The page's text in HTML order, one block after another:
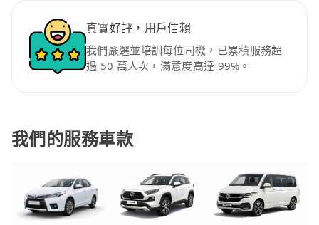
真實好評，用戶信賴
我們嚴選並培訓每位司機，已累積服務超
過 50 萬人次，滿意度高達 99%。
我們的服務車款